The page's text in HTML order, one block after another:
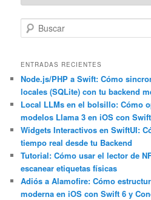
u
c
a
r
ENTRADAS RECIENTES
Node.js/PHP a Swift: Cómo
locales (SQLite) con tu backend
Local LLMs en el bolsillo: Cómo
modelos Llama 3 en iOS con Swift
Widgets Interactivos en SwiftUI:
tiempo real desde tu Backend
Tutorial: Cómo usar el lector de
escanear etiquetas físicas
Adiós a Alamofire: Cómo
moderna en iOS con Swift 6 y